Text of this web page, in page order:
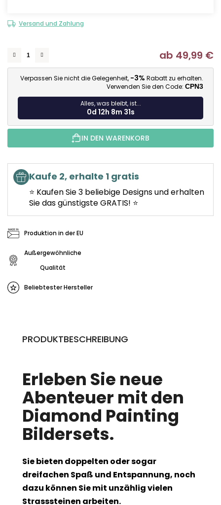
Versand und Zahlung
ab 49,99 €
Verpassen Sie nicht die Gelegenheit, -3% Rabatt zu erhalten.
Verwenden Sie den Code: CPN3
Alles, was bleibt, ist...
0d 12h 8m 30s
IN DEN WARENKORB
Kaufe 2, erhalte 1 gratis
⭐ Kaufen Sie 3 beliebige Designs und erhalten
Sie das günstigste GRATIS! ⭐
Produktion in der EU
Außergewöhnliche
Qualität
Beliebtester Hersteller
PRODUKTBESCHREIBUNG
Erleben Sie neue
Abenteuer mit den
Diamond Painting
Bildersets.
Sie bieten doppelten oder sogar
dreifachen Spaß und Entspannung, noch
dazu können Sie mit unzählig vielen
Strasssteinen arbeiten.